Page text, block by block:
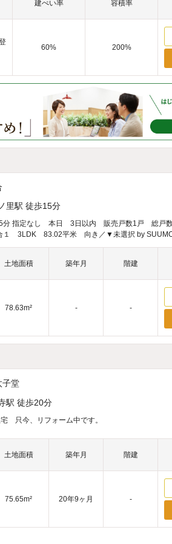
建ぺい率 容積率
60%
200%
里駅 徒歩15分
15分 指定なし 本日 3日以内 販売戸数1戸 総戸
１ 3LDK 83.02平米 向き／▼未選択 by
土地面積 築年月 階建
78.63m² -
-
子堂
駅 徒歩20分
只今、リフォーム中です。
土地面積 築年月 階建
75.65m² 20年9ヶ月
-